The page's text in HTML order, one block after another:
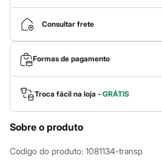
Acessórios
Bolsas
Bonés e Chapéus
Bijoux
Cintos
Óculos
Relógios
Calçados
Botas
Chinelos
Rasteirinhas
Sandálias
Sapatilhas
Tênis
Consultar frete
Formas de pagamento
Troca fácil na loja - GRÁTIS
Sobre o produto
Codigo do produto: 1081134-transp